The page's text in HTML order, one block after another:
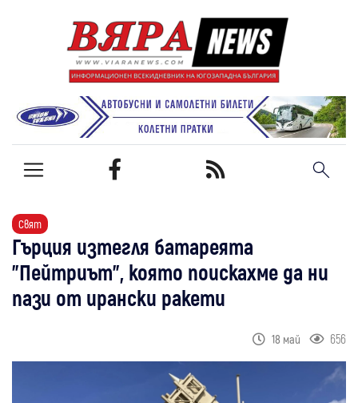
Свят
Гърция изтегля батареята
"Пейтриът", която поискахме да ни
пази от ирански ракети
18 май 656